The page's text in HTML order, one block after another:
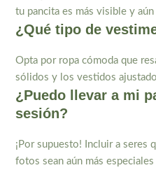
tu pancita es más visible y
¿Qué tipo de
Opta por ropa cómoda que
sólidos y los vestidos
¿Puedo llevar a mi
sesión?
¡Por supuesto! Incluir a seres
fotos sean aún más